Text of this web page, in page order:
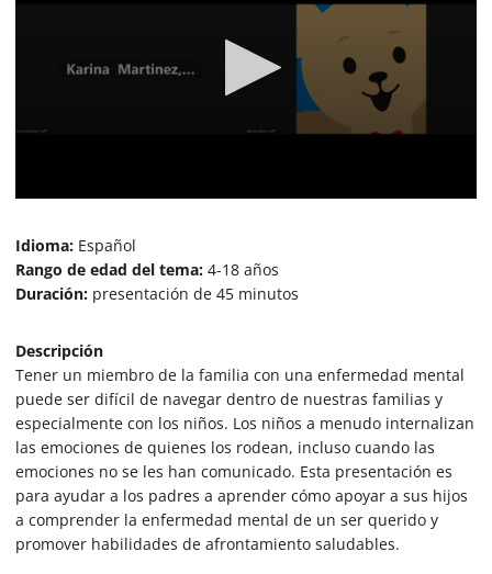
e
o
n
o
3
8
m
i
n
u
e
s
,
4
Idioma: Español
Rango de edad del tema: 4-18 años
Duración: presentación de 45 minutos
Descripción
Tener un miembro de la familia con una enfermedad mental
puede ser difícil de navegar dentro de nuestras familias y
especialmente con los niños. Los niños a menudo internalizan
las emociones de quienes los rodean, incluso cuando las
emociones no se les han comunicado. Esta presentación es
para ayudar a los padres a aprender cómo apoyar a sus hijos
a comprender la enfermedad mental de un ser querido y
promover habilidades de afrontamiento saludables.